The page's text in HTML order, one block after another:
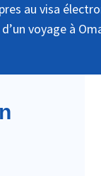
au visa
voyage à